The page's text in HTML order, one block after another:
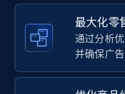
Walmart - products
URL, Final price, Sku,
more.
最大化零
通过分析优
并确保广